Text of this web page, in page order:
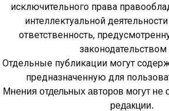
исключительного права
интеллектуальной
ответственность,
Отдельные публикации могут
предназначенную для
Мнения отдельных авторов могут не
редакции.